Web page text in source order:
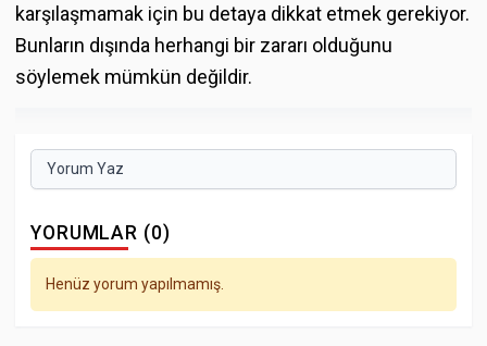
karşılaşmamak için bu detaya dikkat etmek gerekiyor.
Bunların dışında herhangi bir zararı olduğunu
söylemek mümkün değildir.
Yorum Yaz
YORUMLAR (0)
Henüz yorum yapılmamış.